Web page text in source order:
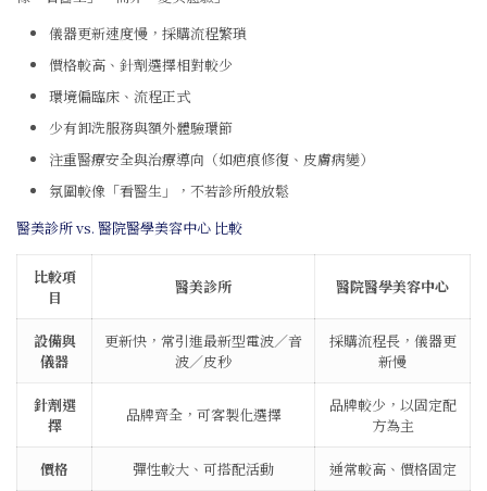
儀器更新速度慢，採購流程繁瑣
價格較高、針劑選擇相對較少
環境偏臨床、流程正式
少有卸洗服務與額外體驗環節
注重醫療安全與治療導向（如疤痕修復、皮膚病變）
氛圍較像「看醫生」，不若診所般放鬆
醫美診所 vs. 醫院醫學美容中心 比較
比較項
目
醫美診所 醫院醫學美容中心
設備與
儀器
更新快，常引進最新型電波／音
波／皮秒
採購流程長，儀器更
新慢
針劑選
擇
品牌齊全，可客製化選擇
品牌較少，以固定配
方為主
價格 彈性較大、可搭配活動 通常較高、價格固定